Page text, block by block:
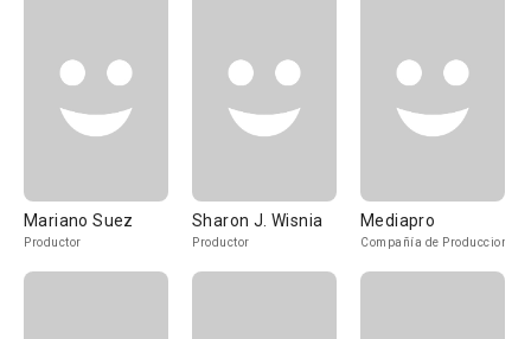
Mariano Suez
Productor
Sharon J. Wisnia
Productor
Mediapro
Compañía de Produccion